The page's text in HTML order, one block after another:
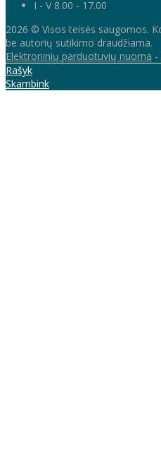
I - V 8.00 - 17.00
2026 © Visos teisės saugomos.
be autorių sutikimo draudžiama.
Elektroninių parduotuvių nuoma -
Rašyk
Skambink